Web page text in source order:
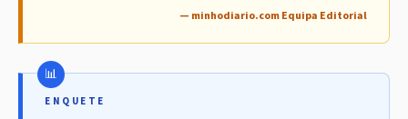
— minhodiario.com Equipa Editorial
ENQUETE